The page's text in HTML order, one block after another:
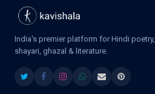
India's premier platform for Hindi poetry,
shayari, ghazal & literature.